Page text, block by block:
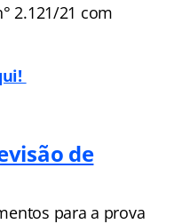
2.121/21 com
de
para a prova